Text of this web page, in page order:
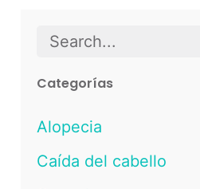
Search
Categorías
Alopecia
Caída del cabello